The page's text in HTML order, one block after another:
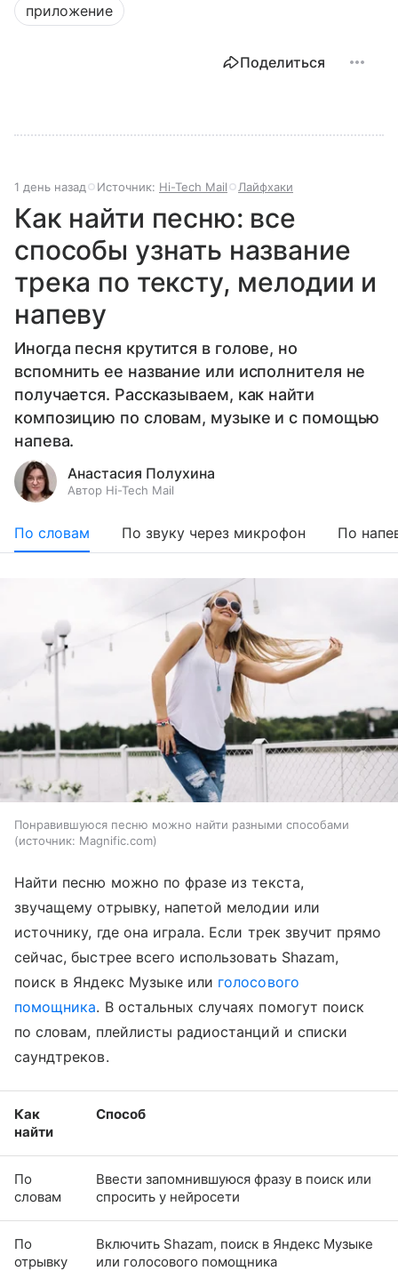
приложение
Поделиться
1 день назад Источник: Hi-Tech Mail Лайфхаки
Как найти песню: все
способы узнать название
трека по тексту, мелодии и
напеву
Иногда песня крутится в голове, но
вспомнить ее название или исполнителя не
получается. Рассказываем, как найти
композицию по словам, музыке и с помощью
напева.
Анастасия Полухина
Автор Hi-Tech Mail
По словам По звуку через микрофон По
Понравившуюся песню можно найти разными способами
источник: Magnific.com
Найти песню можно по фразе из текста,
звучащему отрывку, напетой мелодии или
источнику, где она играла. Если трек звучит прямо
сейчас, быстрее всего использовать Shazam,
поиск в Яндекс Музыке или голосового
помощника. В остальных случаях помогут поиск
по словам, плейлисты радиостанций и списки
саундтреков.
Как
найти
Способ
По
словам
Ввести запомнившуюся фразу в поиск или
спросить у нейросети
По
отрывку
Включить Shazam, поиск в Яндекс Музыке
или голосового помощника